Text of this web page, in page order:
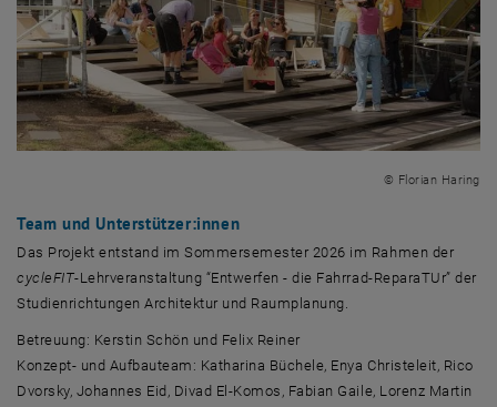
© Florian Haring
Team und Unterstützer:innen
Das Projekt entstand im Sommersemester 2026 im Rahmen der
cycleFIT-Lehrveranstaltung “Entwerfen - die Fahrrad-ReparaTUr” der
Studienrichtungen Architektur und Raumplanung.
Betreuung: Kerstin Schön und Felix Reiner
Konzept- und Aufbauteam: Katharina Büchele, Enya Christeleit, Rico
Dvorsky, Johannes Eid, Divad El-Komos, Fabian Gaile, Lorenz Martin